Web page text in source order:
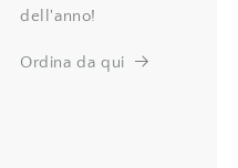
dell'anno!
Ordina da qui